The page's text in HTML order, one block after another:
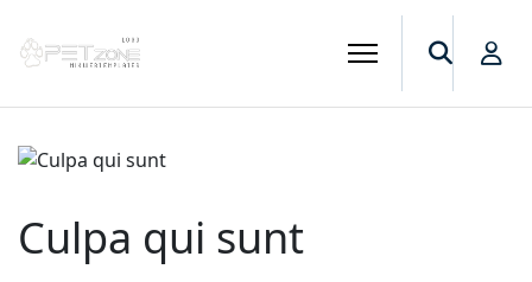
Culpa qui sunt